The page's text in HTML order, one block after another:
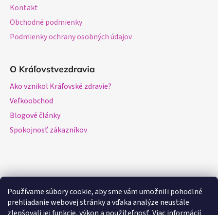
Používame súbory cookie, aby sme vám umožnili pohodlné
prehliadanie webovej stránky a vďaka analýze neustále
Kontakt
Obchodné podmienky
Podmienky ochrany osobných údajov
O Kráľovstvezdravia
Ako vznikol Kráľovské zdravie?
Veľkoobchod
Blogové články
Spokojnosť zákazníkov